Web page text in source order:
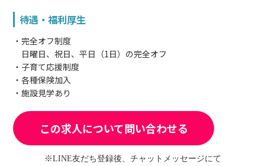
待遇・福利厚生
・完全オフ制度
日曜日、祝日、平日（1日）の完全オフ
・子育て応援制度
・各種保険加入
・施設見学あり
この求人について問い合わせる
※LINE友だち登録後、チャットメッセージにて